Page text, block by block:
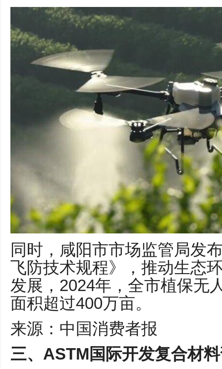
同时，咸阳市市场监管局发
飞防技术规程》，推动生态
发展，2024年，全市植保无
面积超过400万亩。
来源：中国消费者报
三、ASTM国际开发复合材